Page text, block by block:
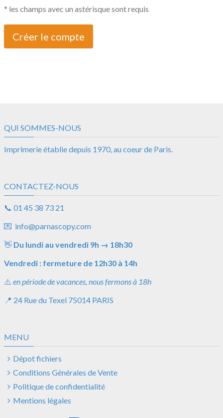
* les champs avec un astérisque sont requis
QUI SOMMES-NOUS
Imprimerie établie depuis 1970, au coeur de Paris.
CONTACTEZ-NOUS
📞 01 45 38 73 21
💌 info@parnascopy.com
👋 Du lundi au vendredi 9h → 18h30
Vendredi : fermeture de 12h30 à 14h
⚠️ en période de vacances, nous fermons à 18h
📍 24 Rue du Texel 75014 PARIS
MENU
Dépot fichiers
Conditions Générales de Vente
Politique de confidentialité
Mentions légales